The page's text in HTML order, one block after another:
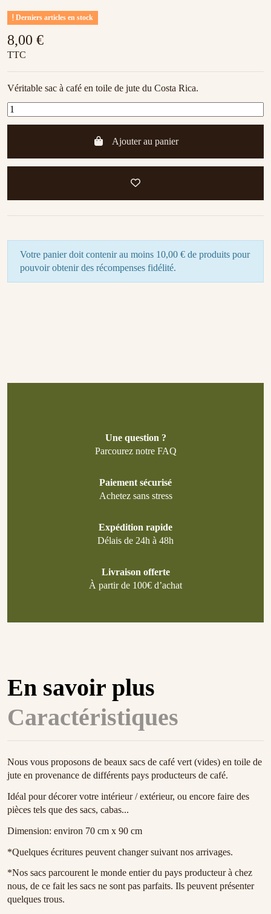
Derniers articles en stock
8,00 €
TTC
Véritable sac à café en toile de jute du Costa Rica.
Ajouter au panier
Votre panier doit contenir au moins 10,00 € de produits pour
pouvoir obtenir des récompenses fidélité.
Une question ?
Parcourez notre FAQ
Paiement sécurisé
Achetez sans stress
Expédition rapide
Délais de 24h à 48h
Livraison offerte
À partir de 100€ d’achat
En savoir plus
Caractéristiques
Nous vous proposons de beaux sacs de café vert (vides) en toile de
jute en provenance de différents pays producteurs de café.
Idéal pour décorer votre intérieur / extérieur, ou encore faire des
pièces tels que des sacs, cabas...
Dimension: environ 70 cm x 90 cm
*Quelques écritures peuvent changer suivant nos arrivages.
*Nos sacs parcourent le monde entier du pays producteur à chez
nous, de ce fait les sacs ne sont pas parfaits. Ils peuvent présenter
quelques trous.